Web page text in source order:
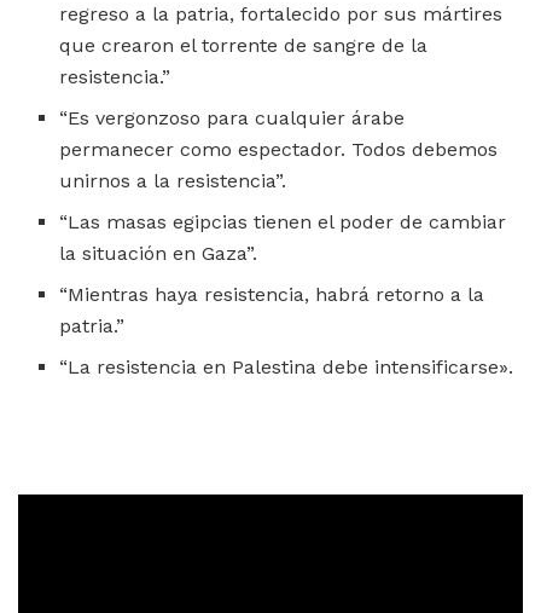
regreso a la patria, fortalecido por sus mártires
que crearon el torrente de sangre de la
resistencia.”
“Es vergonzoso para cualquier árabe
permanecer como espectador. Todos debemos
unirnos a la resistencia”.
“Las masas egipcias tienen el poder de cambiar
la situación en Gaza”.
“Mientras haya resistencia, habrá retorno a la
patria.”
“La resistencia en Palestina debe intensificarse».